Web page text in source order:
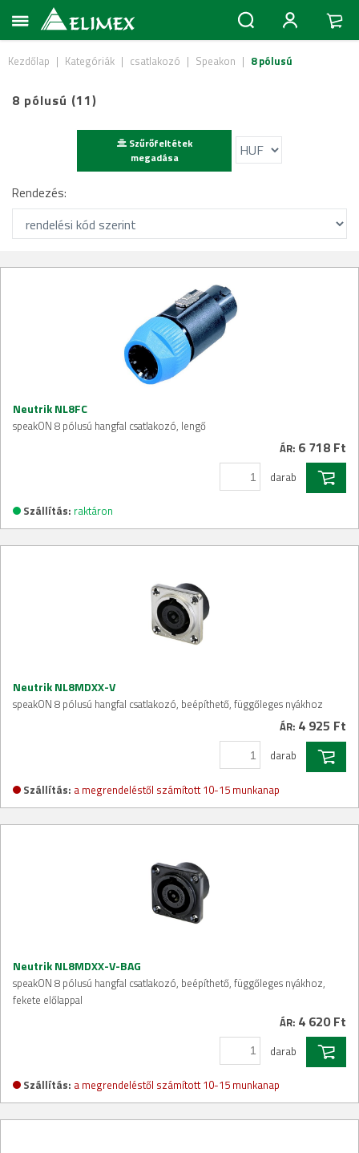
Kezdőlap | Kategóriák | csatlakozó | Speakon | 8 pólusú
8 pólusú (11)
Szűrőfeltétek
megadása
Rendezés:
Neutrik NL8FC
speakON 8 pólusú hangfal csatlakozó, lengő
ÁR: 6 718 Ft
darab
Szállítás: raktáron
Neutrik NL8MDXX-V
speakON 8 pólusú hangfal csatlakozó, beépíthető, függőleges nyákhoz
ÁR: 4 925 Ft
darab
Szállítás: a megrendeléstől számított 10-15 munkanap
Neutrik NL8MDXX-V-BAG
speakON 8 pólusú hangfal csatlakozó, beépíthető, függőleges nyákhoz,
fekete előlappal
ÁR: 4 620 Ft
darab
Szállítás: a megrendeléstől számított 10-15 munkanap